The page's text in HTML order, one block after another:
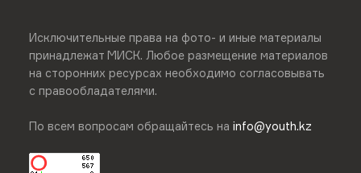
Исключительные права на фото- и иные материалы
принадлежат МИСК. Любое размещение материалов
на сторонних ресурсах необходимо согласовывать
с правообладателями.
По всем вопросам обращайтесь на info@youth.kz